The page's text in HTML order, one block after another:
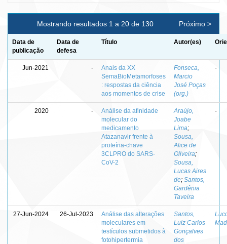
Mostrando resultados 1 a 20 de 130 Próximo >
Data de
publicação
Data de
defesa
Título Autor(es)
Jun-2021 -
Anais da XX
SemaBioMetamorfoses
: respostas da ciência
aos momentos de crise
Fonseca,
Marcio
José Poças
(org.)
-
2020 -
Análise da afinidade
molecular do
medicamento
Atazanavir frente à
proteína-chave
3CLPRO do SARS-
CoV-2
Araújo,
Joabe
Lima;
Sousa,
Alice de
Oliveira;
Sousa,
Lucas Aires
de; Santos,
Gardênia
Taveira
-
27-Jun-2024 26-Jul-2023
Análise das alterações
moleculares em
testículos submetidos à
fotohipertermia
Santos,
Luiz Carlos
Gonçalves
dos